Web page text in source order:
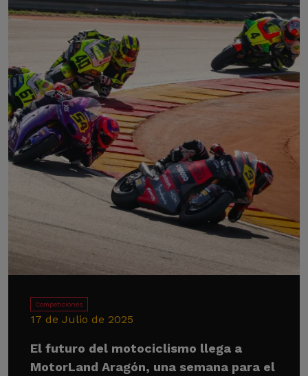
Competiciones
17 de Julio de 2025
El futuro del motociclismo llega a
MotorLand Aragón, una semana para el